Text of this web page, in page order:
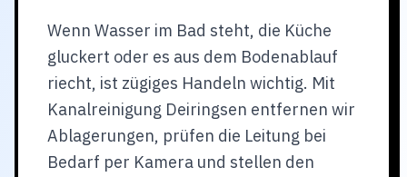
Wenn Wasser im Bad steht, die Küche
gluckert oder es aus dem Bodenablauf
riecht, ist zügiges Handeln wichtig. Mit
Kanalreinigung Deiringsen entfernen wir
Ablagerungen, prüfen die Leitung bei
Bedarf per Kamera und stellen den